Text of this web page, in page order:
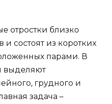
отростки близко
состоят из коротких
парами. В
выделяют
грудного и
задача –